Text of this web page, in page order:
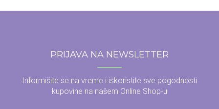
PRIJAVA NA NEWSLETTER
Informišite se na vreme i iskoristite sve pogodnosti
kupovine na našem Online Shop-u